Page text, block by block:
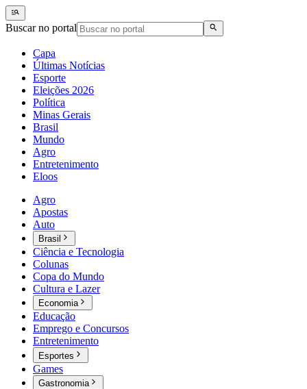
Buscar no portal
Capa
Últimas Notícias
Esporte
Eleições 2026
Política
Minas Gerais
Brasil
Mundo
Agro
Entretenimento
Eloos
Agro
Apostas
Auto
Brasil
Ciência e Tecnologia
Colunas
Copa do Mundo
Cultura e Lazer
Economia
Educação
Emprego e Concursos
Entretenimento
Esportes
Games
Gastronomia